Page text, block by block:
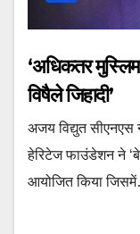
‘अधिकतर
विषैले जिहादी’
अजय विद्युत
हेरिटेज फाउंडेशन ने
आयोजित किया